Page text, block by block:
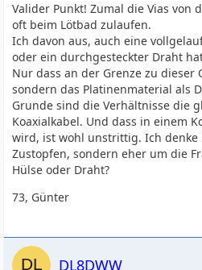
Valider Punkt! Zumal die Vias von
oft beim Lötbad zulaufen.
Ich davon aus, auch eine
oder ein durchgesteckter Draht
Nur dass an der Grenze zu dieser
sondern das Platinenmaterial als
Grunde sind die Verhältnisse die
Koaxialkabel. Und dass in einem
wird, ist wohl unstrittig. Ich denke
Zustopfen, sondern eher um die
Hülse oder Draht?
73, Günter
DL8DWW